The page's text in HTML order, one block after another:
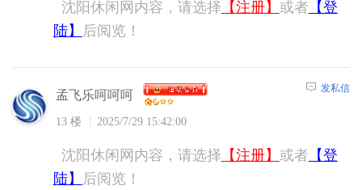
沈阳休闲网内容，请选择 【注册】 或者 【登
陆】
后阅览！
孟飞乐呵呵呵
13 楼 2025/7/29 15:42:00
发私信
沈阳休闲网内容，请选择 【注册】 或者 【登
陆】
后阅览！